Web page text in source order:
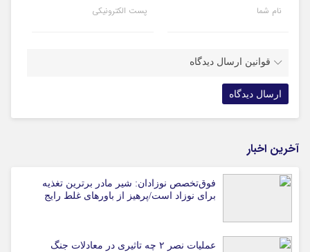
نام شما پست الکترونیکی
قوانین ارسال دیدگاه
آخرین اخبار
فوق‌تخصص نوزادان: شیر مادر برترین تغذیه
برای نوزاد است/پرهیز از باورهای غلط رایج
عملیات نصر ۲ چه تاثیری در معادلات جنگ